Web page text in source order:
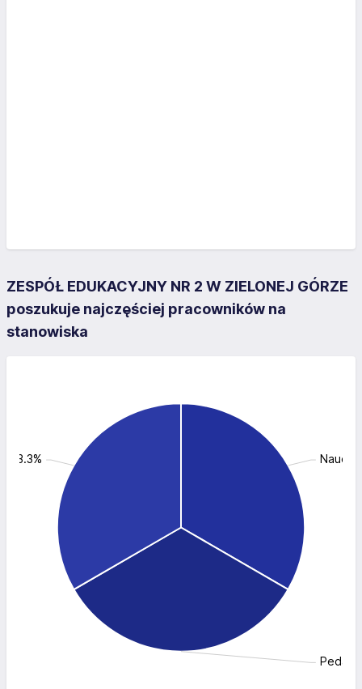
ZESPÓŁ EDUKACYJNY NR 2 W ZIELONEJ GÓRZE
poszukuje najczęściej pracowników na
stanowiska
33.3%